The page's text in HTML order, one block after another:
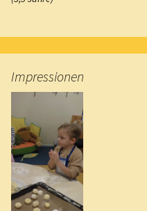
Impressionen